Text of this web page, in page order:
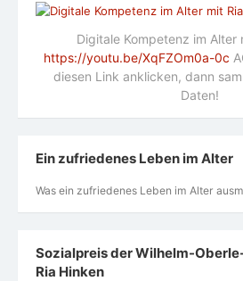
Digitale Kompetenz im Alter
https://youtu.be/XqFZOm0a-0c
diesen Link anklicken, dann
Daten!
Ein zufriedenes Leben im Alter
Was ein zufriedenes Leben im Alter
Sozialpreis der Wilhelm-
Ria Hinken